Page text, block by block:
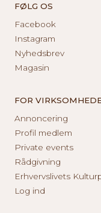
FØLG OS
Facebook
Instagram
Nyhedsbrev
Magasin
FOR
Annoncering
Profil medlem
Private events
Rådgivning
Erhvervslivets
Log ind